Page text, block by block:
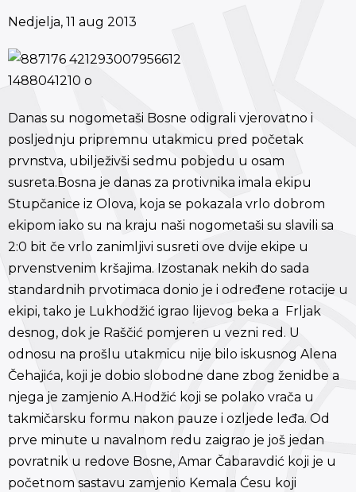
Nedjelja, 11 aug 2013
Danas su nogometaši Bosne odigrali vjerovatno i
posljednju pripremnu utakmicu pred početak
prvnstva, ubilježivši sedmu pobjedu u osam
susreta.Bosna je danas za protivnika imala ekipu
Stupčanice iz Olova, koja se pokazala vrlo dobrom
ekipom iako su na kraju naši nogometaši su slavili sa
2:0 bit če vrlo zanimljivi susreti ove dvije ekipe u
prvenstvenim kršajima. Izostanak nekih do sada
standardnih prvotimaca donio je i određene rotacije u
ekipi, tako je Lukhodžić igrao lijevog beka a Frljak
desnog, dok je Raščić pomjeren u vezni red. U
odnosu na prošlu utakmicu nije bilo iskusnog Alena
Čehajića, koji je dobio slobodne dane zbog ženidbe a
njega je zamjenio A.Hodžić koji se polako vrača u
takmičarsku formu nakon pauze i ozljede leđa. Od
prve minute u navalnom redu zaigrao je još jedan
povratnik u redove Bosne, Amar Čabaravdić koji je u
početnom sastavu zamjenio Kemala Ćesu koji